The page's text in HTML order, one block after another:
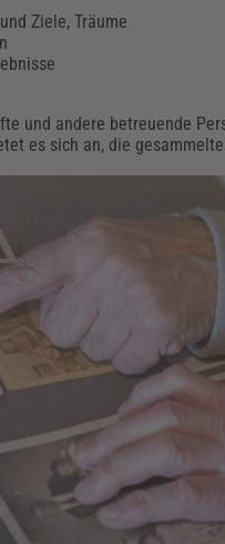
Ziele, Träume
und andere betreuende
es sich an, die